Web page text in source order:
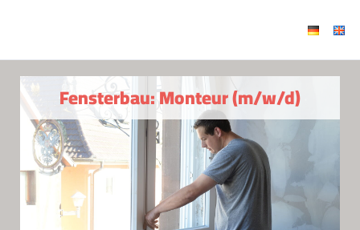
Fensterbau: Monteur (m/w/d)